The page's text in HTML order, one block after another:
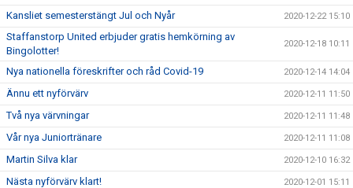
Kansliet semesterstängt Jul och Nyår 2020-12-22 15:10
Staffanstorp United erbjuder gratis hemkörning av
Bingolotter!
2020-12-18 10:11
Nya nationella föreskrifter och råd Covid-19 2020-12-14 14:04
Ännu ett nyförvärv 2020-12-11 11:50
Två nya värvningar 2020-12-11 11:48
Vår nya Juniortränare 2020-12-11 11:08
Martin Silva klar 2020-12-10 16:32
Nästa nyförvärv klart! 2020-12-01 15:11